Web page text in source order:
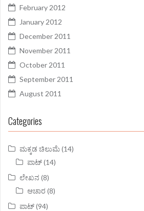
February 2012
January 2012
December 2011
November 2011
October 2011
September 2011
August 2011
Categories
ಮಕ್ಕಡ ಚಿಲುಮೆ(14)
ಪಾಟ್(14)
ಲೇಖನ (8)
ಆಚಾರ (8)
ಪಾಟ್(94)